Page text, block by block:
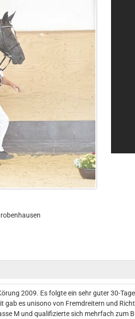
2009. Es folgte ein sehr guter 30-
es unisono von Fremdreitern und
M und qualifizierte sich mehrfach